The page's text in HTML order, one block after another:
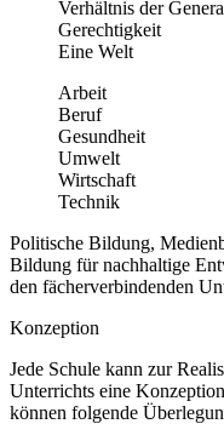
Verhältnis der
Gerechtigkeit
Eine Welt
Arbeit
Beruf
Gesundheit
Umwelt
Wirtschaft
Technik
Politische Bildung,
Bildung für nachhaltige
den fächerverbindenden
Konzeption
Jede Schule kann zur
Unterrichts eine
können folgende